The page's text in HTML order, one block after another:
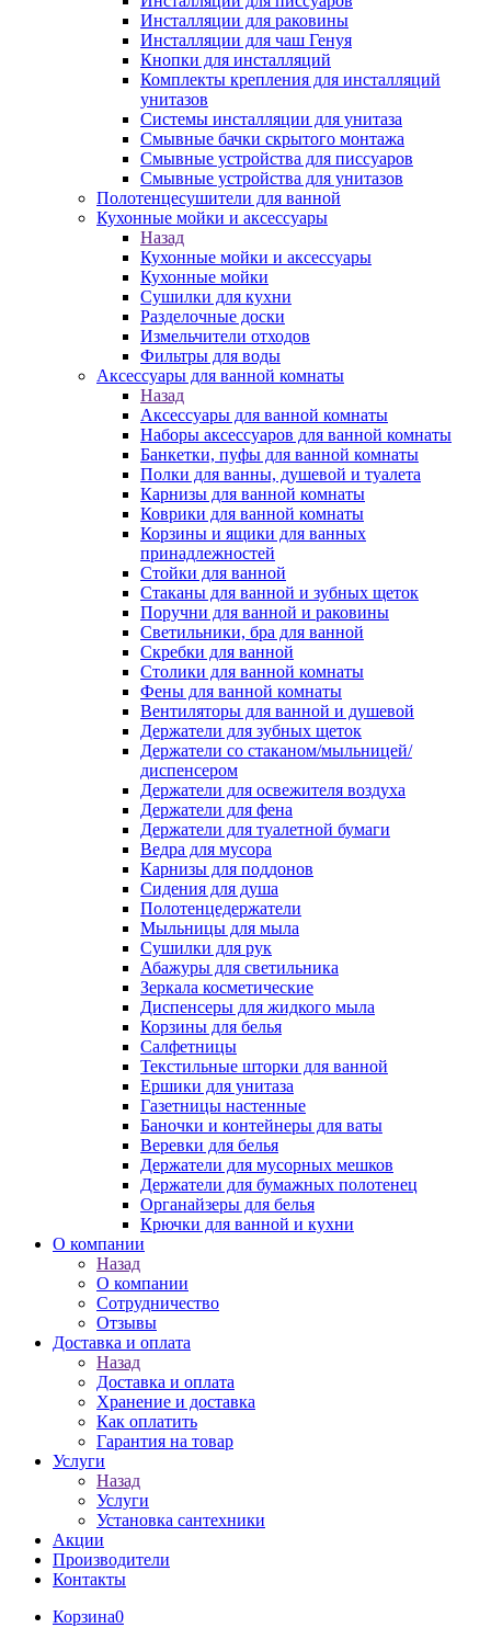
Инсталляции для раковины
Инсталляции для чаш Генуя
Кнопки для инсталляций
Комплекты крепления для инсталляций
унитазов
Системы инсталляции для унитаза
Смывные бачки скрытого монтажа
Смывные устройства для писсуаров
Смывные устройства для унитазов
Полотенцесушители для ванной
Кухонные мойки и аксессуары
Назад
Кухонные мойки и аксессуары
Кухонные мойки
Сушилки для кухни
Разделочные доски
Измельчители отходов
Фильтры для воды
Аксессуары для ванной комнаты
Назад
Аксессуары для ванной комнаты
Наборы аксессуаров для ванной комнаты
Банкетки, пуфы для ванной комнаты
Полки для ванны, душевой и туалета
Карнизы для ванной комнаты
Коврики для ванной комнаты
Корзины и ящики для ванных
принадлежностей
Стойки для ванной
Стаканы для ванной и зубных щеток
Поручни для ванной и раковины
Светильники, бра для ванной
Скребки для ванной
Столики для ванной комнаты
Фены для ванной комнаты
Вентиляторы для ванной и душевой
Держатели для зубных щеток
Держатели со стаканом/мыльницей/
диспенсером
Держатели для освежителя воздуха
Держатели для фена
Держатели для туалетной бумаги
Ведра для мусора
Карнизы для поддонов
Сидения для душа
Полотенцедержатели
Мыльницы для мыла
Сушилки для рук
Абажуры для светильника
Зеркала косметические
Диспенсеры для жидкого мыла
Корзины для белья
Салфетницы
Текстильные шторки для ванной
Ершики для унитаза
Газетницы настенные
Баночки и контейнеры для ваты
Веревки для белья
Держатели для мусорных мешков
Держатели для бумажных полотенец
Органайзеры для белья
Крючки для ванной и кухни
О компании
Назад
О компании
Сотрудничество
Отзывы
Доставка и оплата
Назад
Доставка и оплата
Хранение и доставка
Как оплатить
Гарантия на товар
Услуги
Назад
Услуги
Установка сантехники
Акции
Производители
Контакты
Корзина0